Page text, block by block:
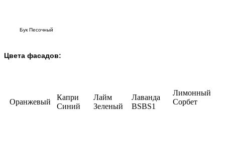
Бук Песочный
Цвета фасадов:
Оранжевый
Капри
Синий
Лайм
Зеленый
Лаванда
BSBS1
Лимонный
Сорбет